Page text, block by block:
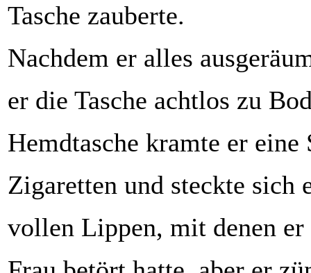
Tasche zauberte.
Nachdem er alles
er die Tasche achtlos zu
Hemdtasche kramte er eine
Zigaretten und steckte sich
vollen Lippen, mit denen er